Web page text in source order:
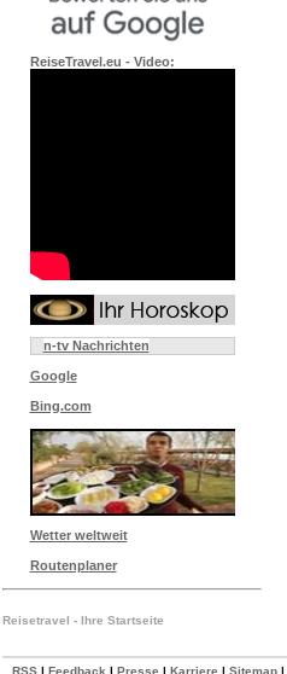
ReiseTravel.eu - Video:
n-tv Nachrichten
Google
Bing.com
Wetter weltweit
Routenplaner
Reisetravel - Ihre Startseite
RSS| Feedback | Presse | Karriere | Sitemap|